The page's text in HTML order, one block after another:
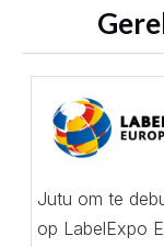
Jutu om te
op LabelExpo